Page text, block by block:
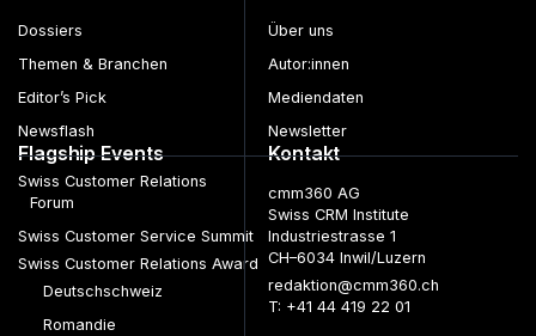
Dossiers
Themen & Branchen
Editor’s Pick
Newsflash
Über uns
Autor:innen
Mediendaten
Newsletter
Flagship Events
Swiss Customer Relations
Forum
Swiss Customer Service Summit
Swiss Customer Relations Award
Deutschschweiz
Romandie
Kontakt
cmm360 AG
Swiss CRM Institute
Industriestrasse 1
CH–6034 Inwil/Luzern
redaktion@cmm360.ch
T: +41 44 419 22 01